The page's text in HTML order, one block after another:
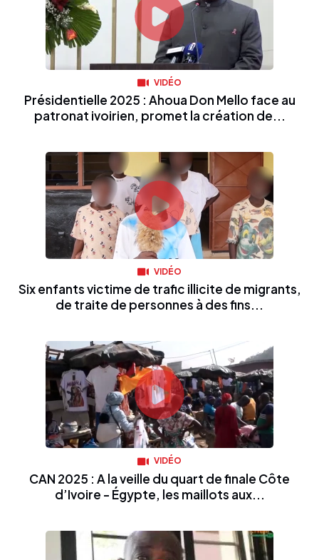
VIDÉO
Présidentielle 2025 : Ahoua Don Mello face au
patronat ivoirien, promet la création de...
VIDÉO
Six enfants victime de trafic illicite de migrants,
de traite de personnes à des fins...
VIDÉO
CAN 2025 : A la veille du quart de finale Côte
d’Ivoire - Égypte, les maillots aux...